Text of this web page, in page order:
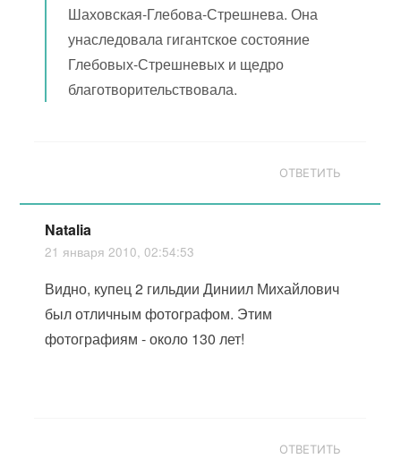
Шаховская-Глебова-Стрешнева. Она
унаследовала гигантское состояние
Глебовых-Стрешневых и щедро
благотворительствовала.
ОТВЕТИТЬ
Natalia
21 января 2010, 02:54:53
Видно, купец 2 гильдии Диниил Михайлович
был отличным фотографом. Этим
фотографиям - около 130 лет!
ОТВЕТИТЬ